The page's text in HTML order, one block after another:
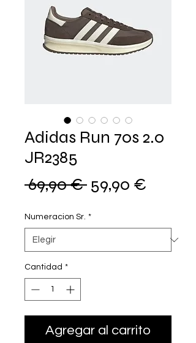
Adidas Run 70s 2.0
JR2385
69,90 € Precio
59,90 €
oferta
Numeracion Sr. *
Cantidad *
Agregar al carrito